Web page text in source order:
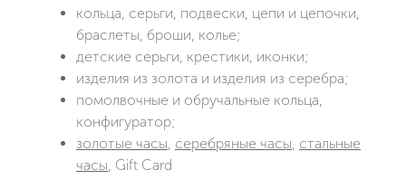
кольца, серьги, подвески, цепи и цепочки,
браслеты, броши, колье;
детские серьги, крестики, иконки;
изделия из золота и изделия из серебра;
помолвочные и обручальные кольца,
конфигуратор;
золотые часы серебряные часы стальные
часы , Gift Card